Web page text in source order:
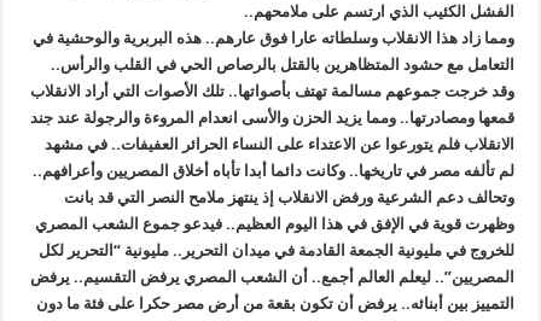
الفشل الكئيب الذي ارتسم على ملامحهم..
ومما زاد هذا الانقلاب وسلطاته عارا فوق عارهم.. هذه البربرية والوحشية في
التعامل مع حشود المتظاهرين بالقتل بالرصاص الحي في القلب والرأس..
وقد خرجت جموعهم مسالمة تهتف بأصواتها.. تلك الأصوات التي أراد الانقلاب
قمعها ومصادرتها.. ومما يزيد الحزن والأسى انعدام المروءة والرجولة عند جند
الانقلاب فلم يتورعوا عن الاعتداء على النساء الحرائر العفيفات.. في مشهد
لم تألفه مصر في تاريخها.. وكانت دائما أبدا تأباه أخلاق المصريين وأعرافهم..
وتحالف دعم الشرعية ورفض الانقلاب إذ ينتهز ملامح النصر التي قد بانت
وظهرت قوية في الإفق في هذا اليوم العظيم.. فيدعو جموع الشعب المصري
للخروج في مليونية الجمعة القادمة في ميدان التحرير.. مليونية “التحرير لكل
المصريين”.. ليعلم العالم أجمع.. أن الشعب المصري يرفض التقسيم.. يرفض
التمييز بين أبنائه.. يرفض أن تكون بقعة من أرض مصر حكرا على فئة ما دون